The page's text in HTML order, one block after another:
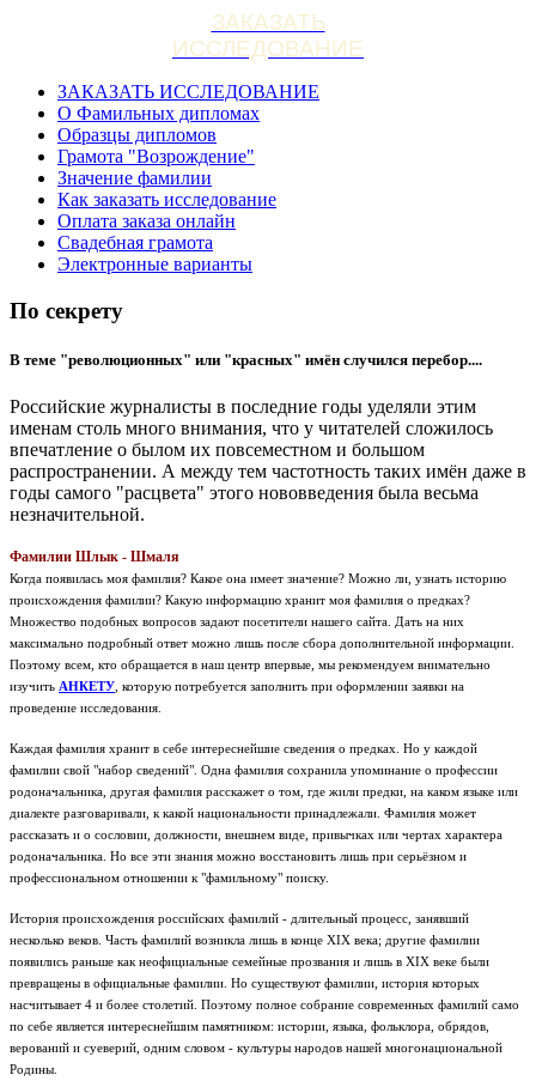
ЗАКАЗАТЬ
ИССЛЕДОВАНИЕ
ЗАКАЗАТЬ ИССЛЕДОВАНИЕ
О Фамильных дипломах
Образцы дипломов
Грамота "Возрождение"
Значение фамилии
Как заказать исследование
Оплата заказа онлайн
Свадебная грамота
Электронные варианты
По секрету
В теме "революционных" или "красных" имён случился перебор....
Российские журналисты в последние годы уделяли этим
именам столь много внимания, что у читателей сложилось
впечатление о былом их повсеместном и большом
распространении. А между тем частотность таких имён даже в
годы самого "расцвета" этого нововведения была весьма
незначительной.
Фамилии Шлык - Шмаля
Когда появилась моя фамилия? Какое она имеет значение? Можно ли, узнать историю
происхождения фамилии? Какую информацию хранит моя фамилия о предках?
Множество подобных вопросов задают посетители нашего сайта. Дать на них
максимально подробный ответ можно лишь после сбора дополнительной информации.
Поэтому всем, кто обращается в наш центр впервые, мы рекомендуем внимательно
изучить АНКЕТУ , которую потребуется заполнить при оформлении заявки на
проведение исследования.
Каждая фамилия хранит в себе интереснейшие сведения о предках. Но у каждой
фамилии свой "набор сведений". Одна фамилия сохранила упоминание о профессии
родоначальника, другая фамилия расскажет о том, где жили предки, на каком языке или
диалекте разговаривали, к какой национальности принадлежали. Фамилия может
рассказать и о сословии, должности, внешнем виде, привычках или чертах характера
родоначальника. Но все эти знания можно восстановить лишь при серьёзном и
профессиональном отношении к "фамильному" поиску.
История происхождения российских фамилий - длительный процесс, занявший
несколько веков. Часть фамилий возникла лишь в конце XIX века; другие фамилии
появились раньше как неофициальные семейные прозвания и лишь в XIX веке были
превращены в официальные фамилии. Но существуют фамилии, история которых
насчитывает 4 и более столетий. Поэтому полное собрание современных фамилий само
по себе является интереснейшим памятником: истории, языка, фольклора, обрядов,
верований и суеверий, одним словом - культуры народов нашей многонациональной
Родины.